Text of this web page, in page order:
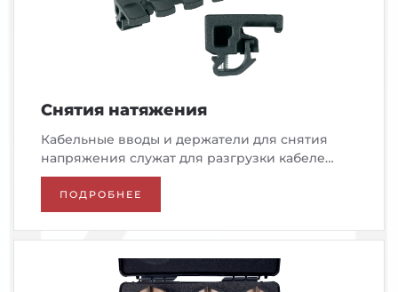
Снятия натяжения
Кабельные вводы и держатели для снятия
напряжения служат для разгрузки кабеле…
ПОДРОБНЕЕ